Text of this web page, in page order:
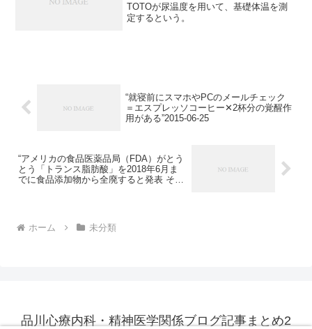
TOTOが尿温度を用いて、基礎体温を測
定するという。
“就寝前にスマホやPCのメールチェック
＝エスプレッソコーヒー✕2杯分の覚醒作
用がある”2015-06-25
“アメリカの食品医薬品局（FDA）がとう
とう「トランス脂肪酸」を2018年6月ま
でに食品添加物から全廃すると発表 それ
酸の塊であるマーガリンより体に良いと
されています。 ちょっと前までは違った
ホーム 未分類
品川心療内科・精神医学関係ブログ記事まとめ2